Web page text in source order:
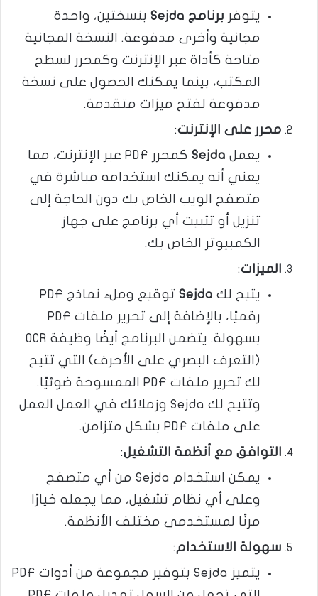
يتوفر برنامج Sejda
بنسختين، واحدة
مجانية وأخرى مدفوعة. النسخة المجانية
متاحة كأداة عبر الإنترنت وكمحرر لسطح
المكتب، بينما يمكنك الحصول على نسخة
مدفوعة لفتح ميزات متقدمة​​.
محرر على الإنترنت:
يعمل Sejda
كمحرر PDF عبر الإنترنت، مما
يعني أنه يمكنك استخدامه مباشرة في
متصفح الويب الخاص بك دون الحاجة إلى
تنزيل أو تثبيت أي برنامج على جهاز
الكمبيوتر الخاص بك​​.
الميزات:
يتيح لك Sejda
توقيع وملء نماذج PDF
رقميًا، بالإضافة إلى تحرير ملفات PDF
بسهولة. يتضمن البرنامج أيضًا وظيفة OCR
(التعرف البصري على الأحرف) التي تتيح
لك تحرير ملفات PDF الممسوحة ضوئيًا.
وتتيح لك Sejda وزملائك في العمل العمل
على ملفات PDF بشكل متزامن​​.
التوافق مع أنظمة التشغيل:
يمكن استخدام Sejda من أي متصفح
وعلى أي نظام تشغيل، مما يجعله خيارًا
مرنًا لمستخدمي مختلف الأنظمة.
سهولة الاستخدام:
يتميز Sejda بتوفير مجموعة من أدوات PDF